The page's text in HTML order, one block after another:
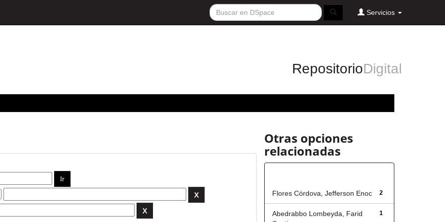
Servicios
RepositorioDigital
Otras opciones
relacionadas
2
Flores Córdova, Jefferson Enoc
1
Abedrabbo Lombeyda, Farid